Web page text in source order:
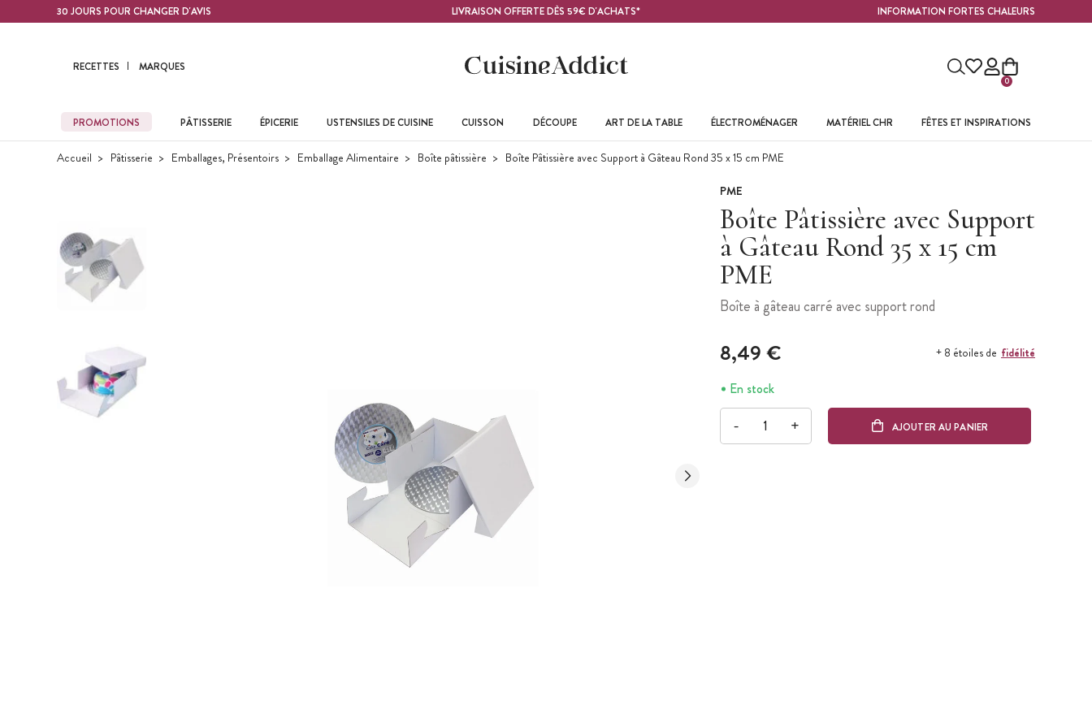
Contenu principal30 JOURS POUR CHANGER D'AVIS LIVRAISON OFFERTE DÈS 59€ D'ACHATS* INFORMATION FORTES CHALEURS
RECETTES MARQUES
0
PROMOTIONS PÂTISSERIE ÉPICERIE USTENSILES DE CUISINE CUISSON DÉCOUPE ART DE LA TABLE ÉLECTROMÉNAGER MATÉRIEL CHR FÊTES ET INSPIRATIONS
Accueil Pâtisserie Emballages, Présentoirs Emballage Alimentaire Boîte pâtissière Boîte Pâtissière avec Support à Gâteau Rond 35 x 15 cm PME
PME
Boîte Pâtissière avec Support
à Gâteau Rond 35 x 15 cm
PME
Boîte à gâteau carré avec support rond
8,49 € + 8 étoiles de fidélité
En stock
- + AJOUTER AU PANIER